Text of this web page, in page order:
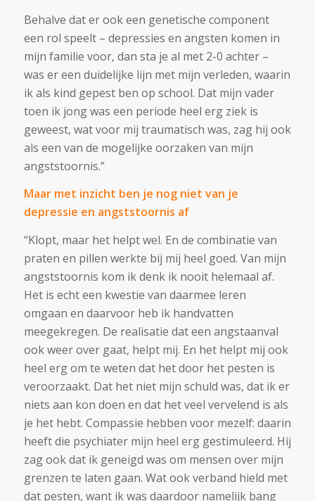
Behalve dat er ook een genetische component
een rol speelt – depressies en angsten komen in
mijn familie voor, dan sta je al met 2-0 achter –
was er een duidelijke lijn met mijn verleden, waarin
ik als kind gepest ben op school. Dat mijn vader
toen ik jong was een periode heel erg ziek is
geweest, wat voor mij traumatisch was, zag hij ook
als een van de mogelijke oorzaken van mijn
angststoornis.”
Maar met inzicht ben je nog niet van je
depressie en angststoornis af
“Klopt, maar het helpt wel. En de combinatie van
praten en pillen werkte bij mij heel goed. Van mijn
angststoornis kom ik denk ik nooit helemaal af.
Het is echt een kwestie van daarmee leren
omgaan en daarvoor heb ik handvatten
meegekregen. De realisatie dat een angstaanval
ook weer over gaat, helpt mij. En het helpt mij ook
heel erg om te weten dat het door het pesten is
veroorzaakt. Dat het niet mijn schuld was, dat ik er
niets aan kon doen en dat het veel vervelend is als
je het hebt. Compassie hebben voor mezelf: daarin
heeft die psychiater mijn heel erg gestimuleerd. Hij
zag ook dat ik geneigd was om mensen over mijn
grenzen te laten gaan. Wat ook verband hield met
dat pesten, want ik was daardoor namelijk bang